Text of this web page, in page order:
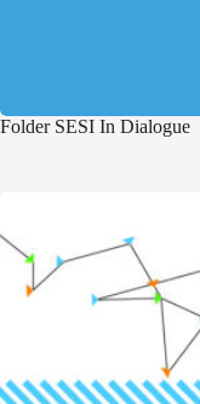
Folder SESI In Dialogue